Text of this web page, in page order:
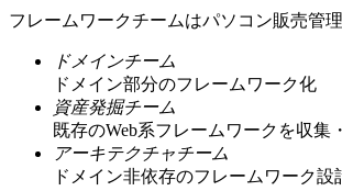
フレームワークチームはパソコン販売管
ドメインチーム
ドメイン部分のフレームワーク化
資産発掘チーム
既存のWeb系フレームワークを収集
アーキテクチャチーム
ドメイン非依存のフレームワーク設